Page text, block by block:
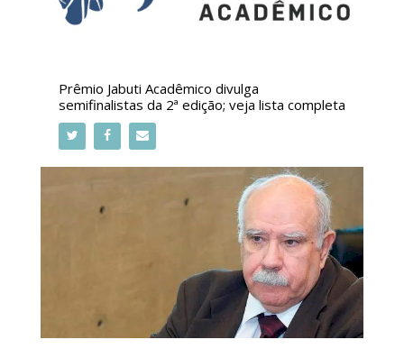
Prêmio Jabuti Acadêmico divulga
semifinalistas da 2ª edição; veja lista completa